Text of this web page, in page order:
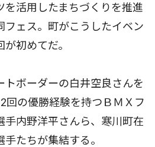
活用したまちづくりを推進
フェス。町がこうしたイベン
初めてだ。
ボーダーの白井空良さんを
回の優勝経験を持つＢＭＸフ
手内野洋平さんら、寒川町在
たちが集結する。